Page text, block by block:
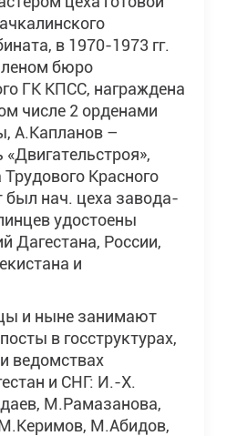
в 1970-1973 гг.
бюро
ГК КПСС, награждена
числе 2 орденами
А.Капланов –
«Двигательстроя»,
Красного
был нач. цеха завода-
удостоены
Дагестана, России,
и
и ныне занимают
в госструктурах,
ведомствах
и СНГ: И.-Х.
М.Рамазанова,
М.Абидов,